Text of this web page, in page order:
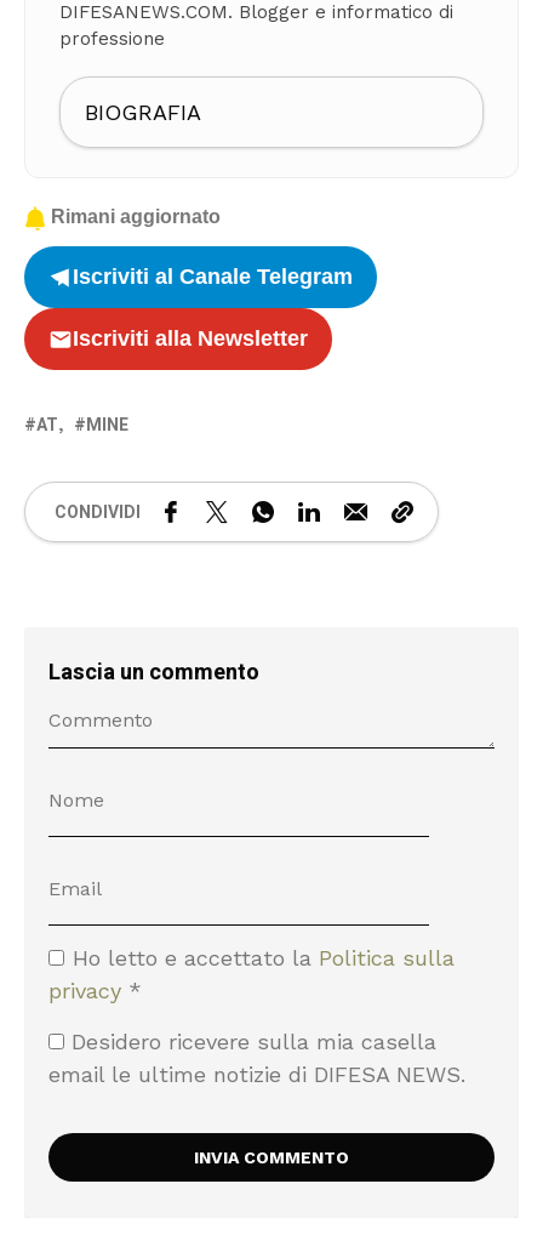
DIFESANEWS.COM. Blogger e informatico di
professione
BIOGRAFIA
Rimani aggiornato
Iscriviti al Canale Telegram
Iscriviti alla Newsletter
AT MINE
CONDIVIDI
Lascia un commento
Ho letto e accettato la Politica sulla
privacy *
Desidero ricevere sulla mia casella
email le ultime notizie di DIFESA NEWS.